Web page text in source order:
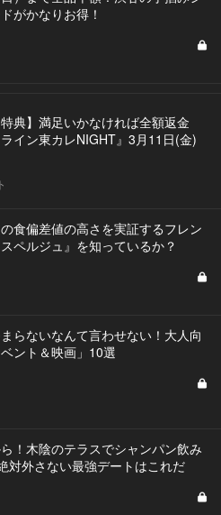
がかなりお得！
特典】満足いかなければ全額返金
ライン東カレNIGHT』3月11日(金)
食偏差値の高さを実証するフレン
ペルジュ』を知っているか？
らないなんて言わせない！大人向
ント＆映画」10選
！木陰のテラスでシャンパン飲み
対外さない最強デートはこれだ